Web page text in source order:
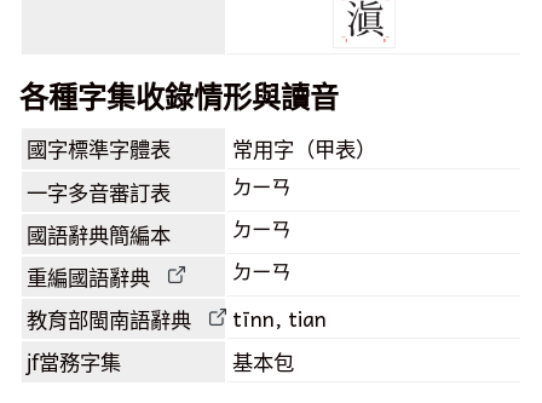
各種字集收錄情形與讀音
國字標準字體表 常用字（甲表）
一字多音審訂表 ㄉㄧㄢ
國語辭典簡編本 ㄉㄧㄢ
重編國語辭典 ㄉㄧㄢ
教育部閩南語辭典 tīnn, tian
jf當務字集 基本包